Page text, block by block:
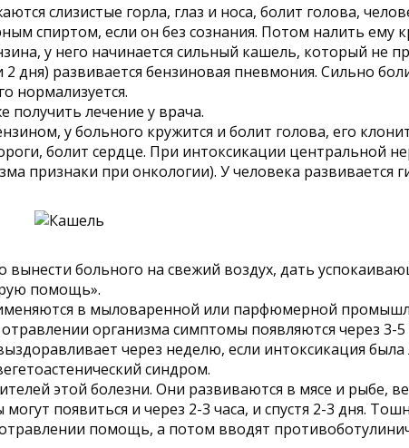
слизистые горла, глаз и носа, болит голова,
спиртом, если он без сознания. Потом налить ему
у него начинается сильный кашель, который не
дня) развивается бензиновая пневмония. Сильно
нормализуется.
получить лечение у врача.
у больного кружится и болит голова, его
болит сердце. При интоксикации центральной
признаки при онкологии). У человека
больного на свежий воздух, дать
помощь».
в мыловаренной или парфюмерной
организма симптомы появляются через 3-
через неделю, если интоксикация
синдром.
этой болезни. Они развиваются в мясе и рыбе,
появиться и через 2-3 часа, и спустя 2-3 дня.
помощь, а потом вводят